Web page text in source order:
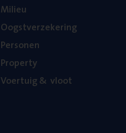
Mili­eu
Oogst­ver­ze­ke­ring
Per­so­nen
Pro­per­ty
Voer­tuig& vloot